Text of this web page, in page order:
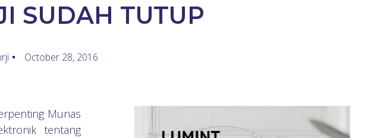
SUDAH TUTUP
October 28, 2016
Munas
tentang